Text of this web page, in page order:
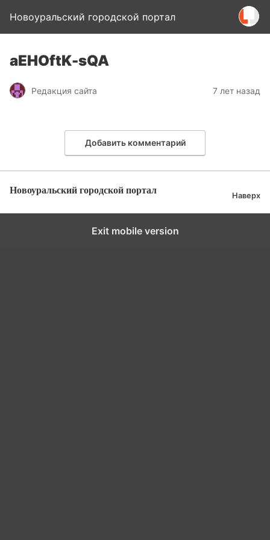
Новоуральский городской портал
aEHOftK-sQA
Редакция сайта 7 лет назад
Добавить комментарий
Новоуральский городской портал Наверх
Exit mobile version